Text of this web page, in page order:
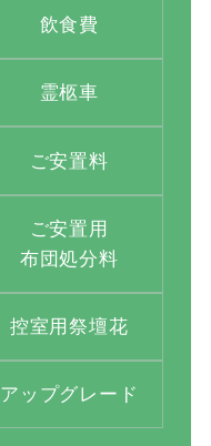
飲食費
霊柩車
ご安置料
ご安置用
布団処分料
控室用祭壇花
アップグレード